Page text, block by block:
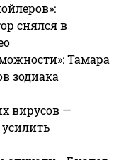
снялся в
Тамара
зодиака
вирусов —